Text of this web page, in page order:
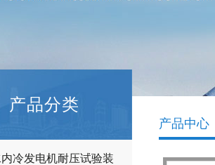
产品分类
冷发电机耐压试验装
产品中心